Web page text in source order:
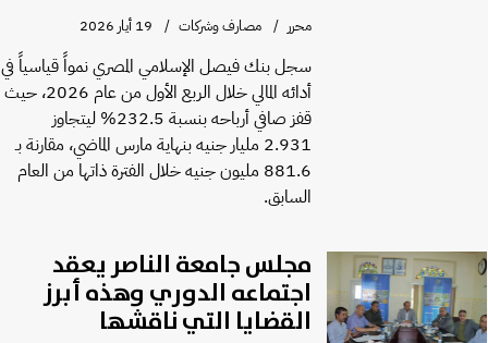
محرر مصارف وشركات 19 أيار 2026
سجل بنك فيصل الإسلامي المصري نمواً قياسياً في
أدائه المالي خلال الربع الأول من عام 2026، حيث
قفز صافي أرباحه بنسبة 232.5% ليتجاوز
2.931 مليار جنيه بنهاية مارس الماضي، مقارنة بـ
881.6 مليون جنيه خلال الفترة ذاتها من العام
السابق.
مجلس جامعة الناصر يعقد
اجتماعه الدوري وهذه أبرز
القضايا التي ناقشها